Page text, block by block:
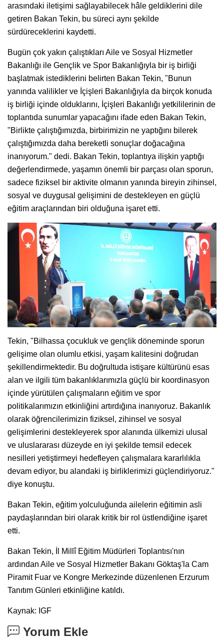
arasındaki iletişimi sağlayabilecek hâle geldiklerini dile
getiren Bakan Tekin, bu süreci aynı şekilde
sürdüreceklerini kaydetti.
Bugün çok yakın çalıştıkları Aile ve Sosyal Hizmetler
Bakanlığı ile Gençlik ve Spor Bakanlığıyla bir iş birliği
başlatmak istediklerini belirten Bakan Tekin, "Bunun
yanında valilikler ve İçişleri Bakanlığıyla da birçok konuda
iş birliği içinde olduklarını, İçişleri Bakanlığı yetkililerinin de
toplantıda sunumlar yapacağını ifade eden Bakan Tekin,
"Birlikte çalıştığımızda, birbirimizin ne yaptığını bilerek
çalıştığımızda daha bereketli sonuçlar doğacağına
inanıyorum." dedi. Bakan Tekin, toplantıya ilişkin yaptığı
değerlendirmede, yaşamın önemli bir parçası olan sporun,
sadece fiziksel bir aktivite olmanın yanında bireyin zihinsel,
sosyal ve duygusal gelişimini de destekleyen en güçlü
eğitim araçlarından biri olduğuna işaret etti.
Tekin, "Bilhassa çocukluk ve gençlik döneminde sporun
gelişime olan olumlu etkisi, yaşam kalitesini doğrudan
şekillendirmektedir. Bu doğrultuda istişare kültürünü esas
alan ve ilgili tüm bakanlıklarımızla güçlü bir koordinasyon
içinde yürütülen çalışmaların eğitim ve spor
politikalarımızın etkinliğini artırdığına inanıyoruz. Bakanlık
olarak öğrencilerimizin fiziksel, zihinsel ve sosyal
gelişimlerini destekleyerek spor alanında ülkemizi ulusal
ve uluslararası düzeyde en iyi şekilde temsil edecek
nesilleri yetiştirmeyi hedefleyen çalışmalara kararlılıkla
devam ediyor, bu alandaki iş birliklerimizi güçlendiriyoruz."
diye konuştu.
Bakan Tekin, eğitim yolculuğunda ailelerin eğitimin asli
paydaşlarından biri olarak kritik bir rol üstlendiğine işaret
etti.
Bakan Tekin, İl Millî Eğitim Müdürleri Toplantısı'nın
ardından Aile ve Sosyal Hizmetler Bakanı Göktaş'la Cam
Piramit Fuar ve Kongre Merkezinde düzenlenen Erzurum
Tanıtım Günleri etkinliğine katıldı.
Kaynak: IGF
Yorum Ekle